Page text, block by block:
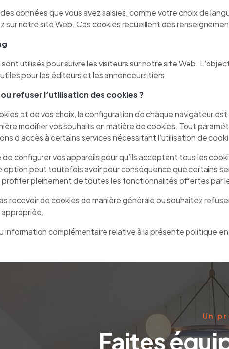
données que vous avez saisies, comme votre choix de
sur notre site Web. Ces cookies recueillent des
utilisés pour suivre les visiteurs sur notre site Web.
pour les éditeurs et les annonceurs tiers.
refuser l’utilisation des cookies ?
et de vos choix, la configuration de chaque navigateur
modifier vos souhaits en matière de cookies. Tout
d’accès à certains services nécessitant l’utilisation de
configurer vos appareils pour qu’ils acceptent tous les
peut toutefois avoir pour conséquence que certains
profiter pleinement de toutes les fonctionnalités offertes par
recevoir de cookies de manière générale ou souhaitez
information complémentaire relative à la présente politique
Un
Faites